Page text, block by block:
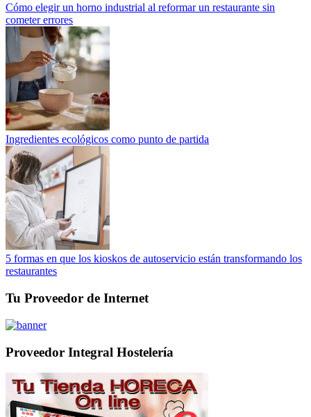
Cómo elegir un horno industrial al reformar un restaurante sin
cometer errores
Ingredientes ecológicos como punto de partida
5 formas en que los kioskos de autoservicio están transformando los
restaurantes
Tu Proveedor de Internet
Proveedor Integral Hostelería